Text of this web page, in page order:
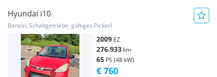
Hyundai i10
Benzin, Schaltgetriebe, gültiges Pickerl
2009 EZ
276.933 km
65 PS (48 kW)
€ 760